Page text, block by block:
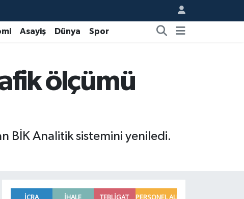
Asayiş Dünya Spor
ölçümü
BİK Analitik sistemini yeniledi.